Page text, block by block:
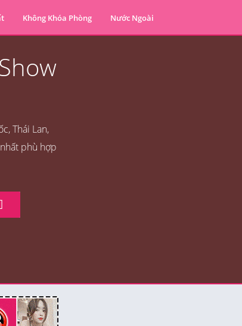
Không Khóa Phòng Nước Ngoài
Thái Lan,
phù hợp